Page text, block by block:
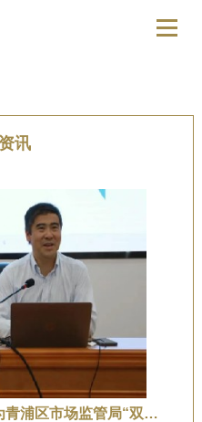
讯
小城首席专家江利红受邀为青浦区市场监管局“双周讲坛”授课，赋能依法行政与信息公开实务